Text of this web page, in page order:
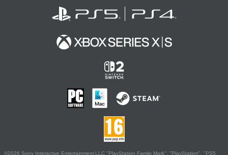
©2026 Sony Interactive Entertainment LLC."PlayStation Family Mark", "PlayStation", "PS5